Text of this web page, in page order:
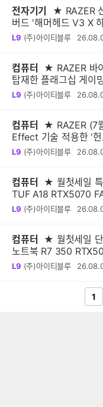
전자기기
★ RAZER
버드 '해머헤드 V3 X
시!
L9 (주)아이티블루
컴퓨터
★ RAZER 바
탑재한 플래그십 게이
L9 (주)아이티블루
컴퓨터
★ RAZER (7
Effect 기술 적용한 '
8KHz, 미니 65%
L9 (주)아이티블루
컴퓨터
★ 월첫세일
TUF A18 RTX5070
밍노트북
L9 (주)아이티블루
컴퓨터
★ 월첫세일
노트북 R7 350
L9 (주)아이티블루
1